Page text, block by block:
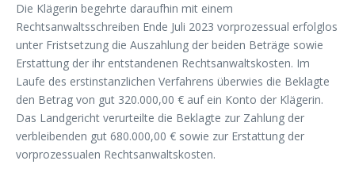
Die Klägerin begehrte daraufhin mit einem
Rechtsanwaltsschreiben Ende Juli 2023 vorprozessual erfolglos
unter Fristsetzung die Auszahlung der beiden Beträge sowie
Erstattung der ihr entstandenen Rechtsanwaltskosten. Im
Laufe des erstinstanzlichen Verfahrens überwies die Beklagte
den Betrag von gut 320.000,00 € auf ein Konto der Klägerin.
Das Landgericht verurteilte die Beklagte zur Zahlung der
verbleibenden gut 680.000,00 € sowie zur Erstattung der
vorprozessualen Rechtsanwaltskosten.